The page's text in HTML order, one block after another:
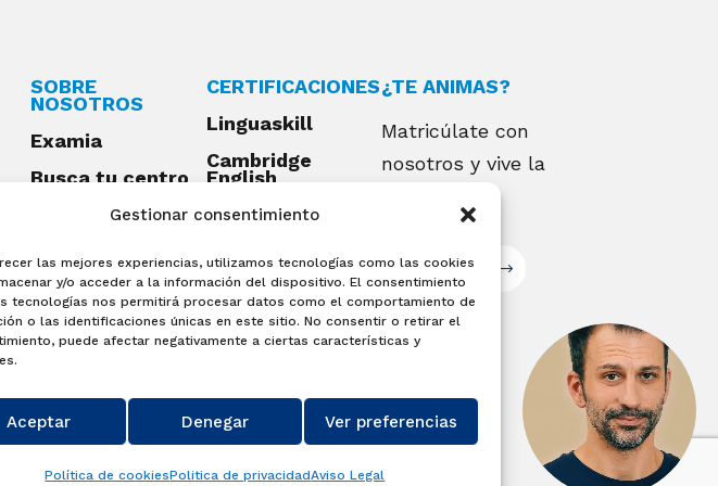
Gestionar consentimiento
las mejores experiencias, utilizamos tecnologías como las cookies
y/o acceder a la información del dispositivo. El consentimiento
tecnologías nos permitirá procesar datos como el comportamiento de
o las identificaciones únicas en este sitio. No consentir o retirar el
puede afectar negativamente a ciertas características y
Aceptar Denegar Ver preferencias
Política de cookiesPolitica de privacidadAviso Legal
SOBRE
NOSOTROS
Examia
Busca tu centro
Preguntas
Acceso centros
preparadores
Blog
Contacto
CERTIFICACIONES
Linguaskill
Cambridge
English
¿TE ANIMAS?
Matricúlate con
nosotros y vive la
Matricúlate